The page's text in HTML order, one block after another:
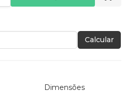
Calcular
Dimensões